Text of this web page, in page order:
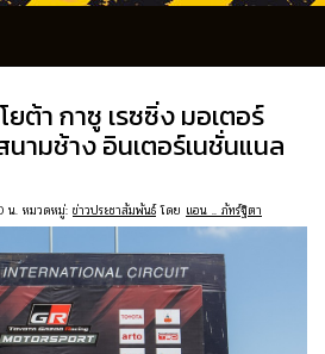
ต้า กาซู เรซซิ่ง มอเตอร์
ามช้าง อินเตอร์เนชั่นแนล
น. หมวดหมู่: ข่าวประชาสัมพันธ์โดย แอน .. ภัทร์ฐิตา